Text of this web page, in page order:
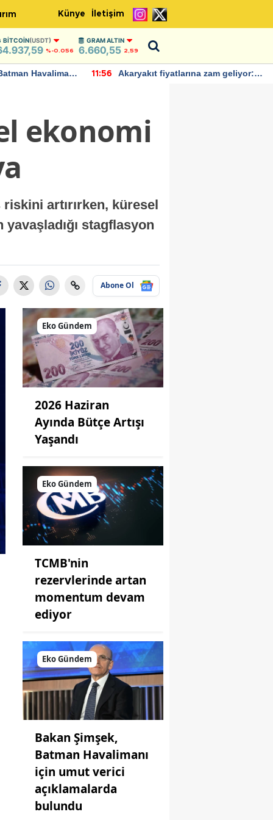
Künye İletişim
BITCOIN(USDT)
%-0.056
GRAM ALTIN
6.660,55 2,59
Havalimanı
11:56
Akaryakıt fiyatlarına zam geliyor:
ekonomi
artırırken, küresel
stagflasyon
Abone Ol
Eko Gündem
2026 Haziran
Ayında Bütçe Artışı
Yaşandı
Eko Gündem
TCMB'nin
rezervlerinde artan
momentum devam
ediyor
Eko Gündem
Bakan Şimşek,
Batman Havalimanı
için umut verici
açıklamalarda
bulundu